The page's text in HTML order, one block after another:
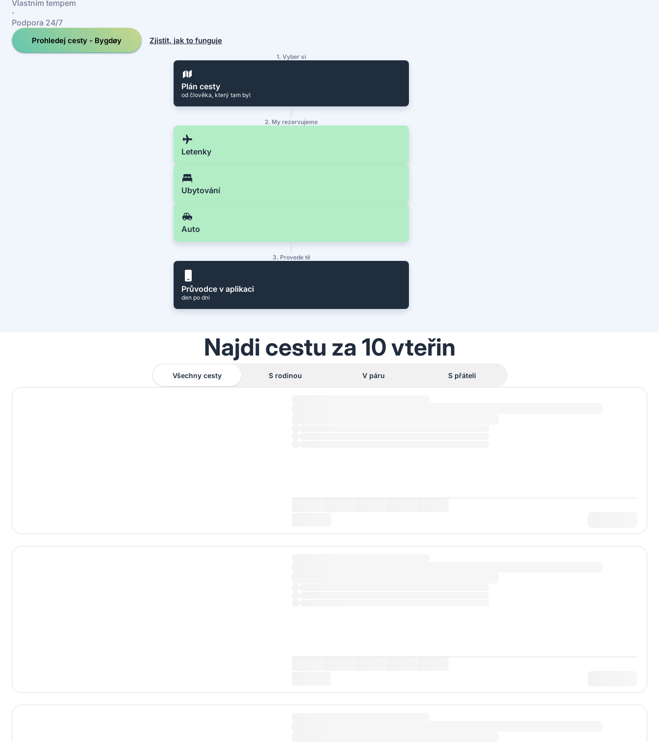
Vlastním tempem
·
Podpora 24/7
Prohledej cesty - Bygdøy Zjistit, jak to funguje
1. Vyber si
Plán cesty
od člověka, který tam byl
2. My rezervujeme
Letenky
Ubytování
Auto
3. Provede tě
Průvodce v aplikaci
den po dni
Najdi cestu za 10 vteřin
Všechny cesty S rodinou V páru S přáteli